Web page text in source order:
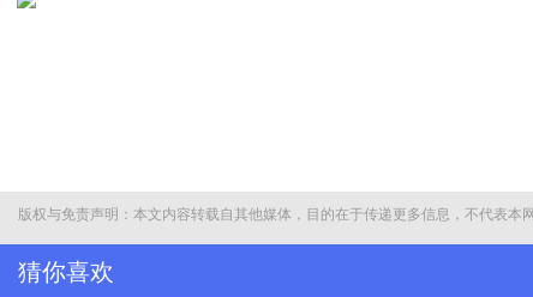
还有在她说到香薰蜡烛的时候也相当种草。“香薰蜡烛放在我面前的
版权与免责声明：本文内容转载自其他媒体，目的在于传递更多信息，不代表本
猜你喜欢